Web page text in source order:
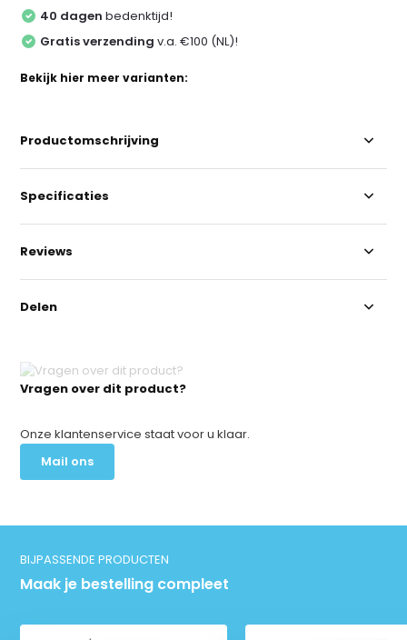
40 dagen bedenktijd!
Gratis verzending v.a. €100 (NL)!
Bekijk hier meer varianten:
Vragen over dit product?
Onze klantenservice staat voor u klaar.
Mail ons
Productomschrijving
Specificaties
Reviews
Delen
BIJPASSENDE PRODUCTEN
Maak je bestelling compleet